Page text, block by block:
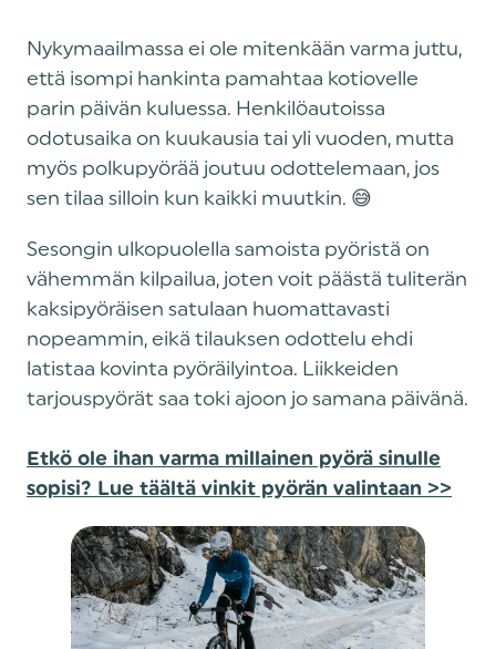
Nykymaailmassa ei ole mitenkään varma juttu,
että isompi hankinta pamahtaa kotiovelle
parin päivän kuluessa. Henkilöautoissa
odotusaika on kuukausia tai yli vuoden, mutta
myös polkupyörää joutuu odottelemaan, jos
sen tilaa silloin kun kaikki muutkin. 😅
Sesongin ulkopuolella samoista pyöristä on
vähemmän kilpailua, joten voit päästä tuliterän
kaksipyöräisen satulaan huomattavasti
nopeammin, eikä tilauksen odottelu ehdi
latistaa kovinta pyöräilyintoa. Liikkeiden
tarjouspyörät saa toki ajoon jo samana päivänä.
Etkö ole ihan varma millainen pyörä sinulle
sopisi? Lue täältä vinkit pyörän valintaan >>